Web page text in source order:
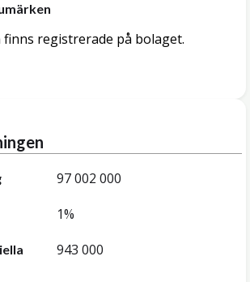
registrerade på bolaget.
97 002 000
1%
943 000